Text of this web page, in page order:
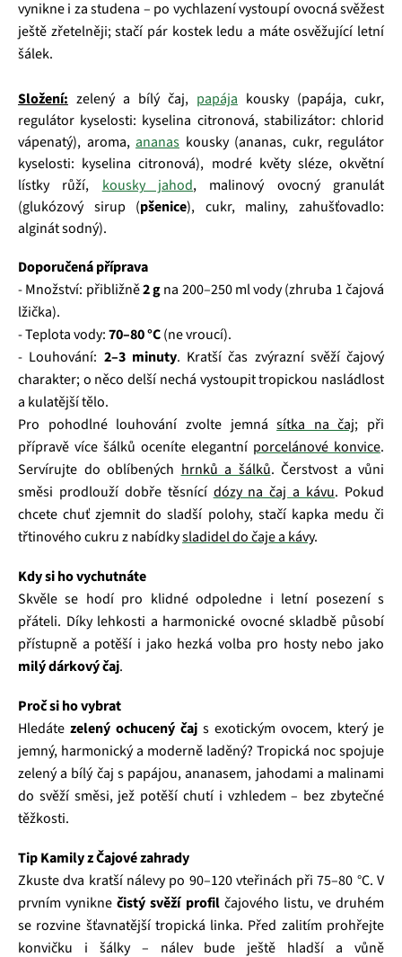
vynikne i za studena – po vychlazení vystoupí ovocná svěžest
ještě zřetelněji; stačí pár kostek ledu a máte osvěžující letní
šálek.
Složení: zelený a bílý čaj, papája kousky (papája, cukr,
regulátor kyselosti: kyselina citronová, stabilizátor: chlorid
vápenatý), aroma, ananas kousky (ananas, cukr, regulátor
kyselosti: kyselina citronová), modré květy sléze, okvětní
lístky růží, kousky jahod, malinový ovocný granulát
(glukózový sirup (pšenice), cukr, maliny, zahušťovadlo:
alginát sodný).
Doporučená příprava
- Množství: přibližně2 gna 200–250 ml vody (zhruba 1 čajová
lžička).
- Teplota vody:70–80 °C(ne vroucí).
- Louhování: 2–3 minuty. Kratší čas zvýrazní svěží čajový
charakter; o něco delší nechá vystoupit tropickou nasládlost
a kulatější tělo.
Pro pohodlné louhování zvolte jemnásítka na čaj; při
přípravě více šálků oceníte elegantní porcelánové konvice.
Servírujte do oblíbených hrnků a šálků. Čerstvost a vůni
směsi prodlouží dobře těsnící dózy na čaj a kávu. Pokud
chcete chuť zjemnit do sladší polohy, stačí kapka medu či
třtinového cukru z nabídkysladidel do čaje a kávy.
Kdy si ho vychutnáte
Skvěle se hodí pro klidné odpoledne i letní posezení s
přáteli. Díky lehkosti a harmonické ovocné skladbě působí
přístupně a potěší i jako hezká volba pro hosty nebo jako
milý dárkový čaj.
Proč si ho vybrat
Hledáte zelený ochucený čaj s exotickým ovocem, který je
jemný, harmonický a moderně laděný? Tropická noc spojuje
zelený a bílý čaj s papájou, ananasem, jahodami a malinami
do svěží směsi, jež potěší chutí i vzhledem – bez zbytečné
těžkosti.
Tip Kamily z Čajové zahrady
Zkuste dva kratší nálevy po 90–120 vteřinách při 75–80 °C. V
prvním vyniknečistý svěží profilčajového listu, ve druhém
se rozvine šťavnatější tropická linka. Před zalitím prohřejte
konvičku i šálky – nálev bude ještě hladší a vůně